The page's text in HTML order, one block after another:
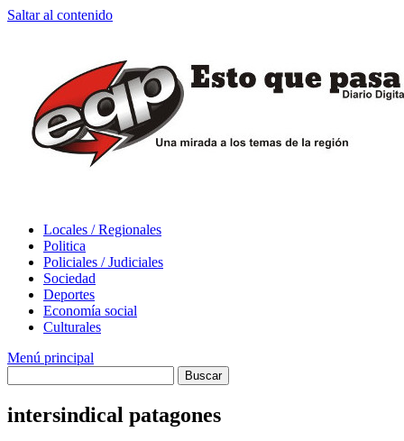
Saltar al contenido
Locales / Regionales
Politica
Policiales / Judiciales
Sociedad
Deportes
Economía social
Culturales
Menú principal
intersindical patagones